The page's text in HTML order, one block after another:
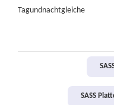
Tagundnachtgleiche
SASS